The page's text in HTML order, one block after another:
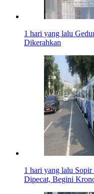
1 hari yang lalu
Dikerahkan
1 hari yang lalu Sopir
Dipecat, Begini